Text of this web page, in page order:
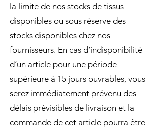
la limite de nos stocks de tissus
disponibles ou sous réserve des
stocks disponibles chez nos
fournisseurs. En cas d’indisponibilité
d’un article pour une période
supérieure à 15 jours ouvrables, vous
serez immédiatement prévenu des
délais prévisibles de livraison et la
commande de cet article pourra être